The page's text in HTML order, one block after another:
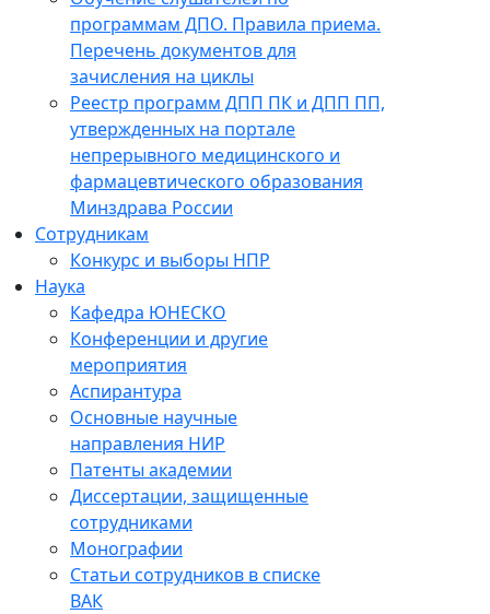
программам ДПО. Правила приема.
Перечень документов для
зачисления на циклы
Реестр программ ДПП ПК и ДПП ПП,
утвержденных на портале
непрерывного медицинского и
фармацевтического образования
Минздрава России
Сотрудникам
Конкурс и выборы НПР
Наука
Кафедра ЮНЕСКО
Конференции и другие
мероприятия
Аспирантура
Основные научные
направления НИР
Патенты академии
Диссертации, защищенные
сотрудниками
Монографии
Статьи сотрудников в списке
ВАК